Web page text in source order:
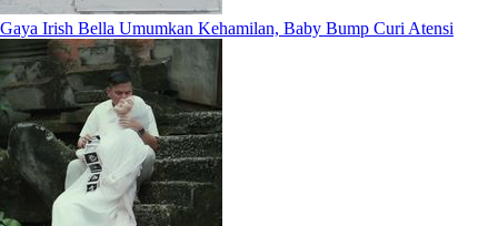
Gaya Irish Bella Umumkan Kehamilan, Baby Bump Curi Atensi